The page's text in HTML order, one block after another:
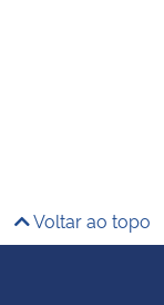
Voltar ao topo